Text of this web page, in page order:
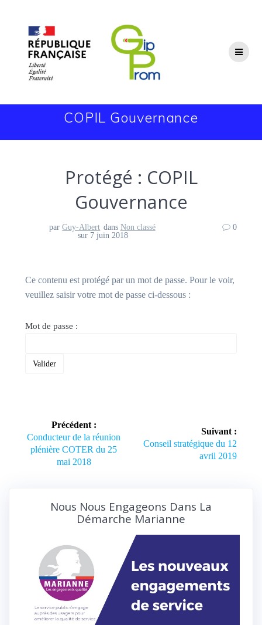
contenu
COPIL Gouvernance
Protégé : COPIL
Gouvernance
parGuy-Albert dans Non classé
sur 7 juin 2018
0
Ce contenu est protégé par un mot de passe. Pour le voir,
veuillez saisir votre mot de passe ci-dessous :
Mot de passe :
Navigation
de
l’article
Précédent :
Article
précédent :
Conducteur de la réunion
plénière COTER du 25
mai 2018
Suivant :
Article
Conseil stratégique du 12
avril 2019
Nous Nous Engageons Dans La
Démarche Marianne